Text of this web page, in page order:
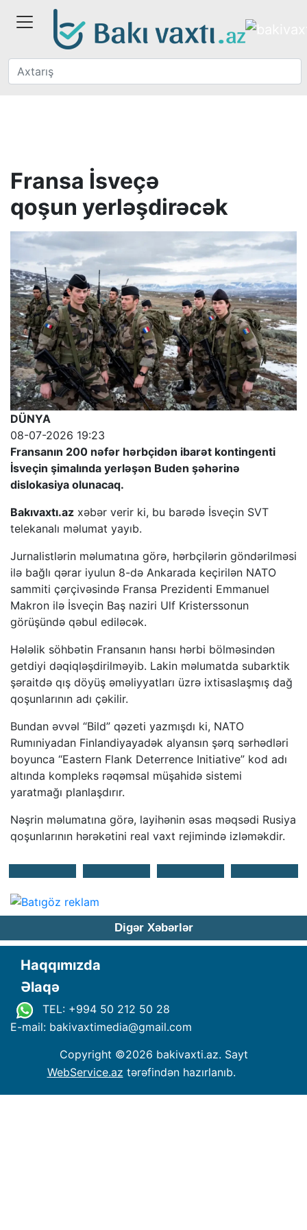
Fransa İsveçə
qoşun yerləşdirəcək
DÜNYA
08-07-2026 19:23
Fransanın 200 nəfər hərbçidən ibarət kontingenti
İsveçin şimalında yerləşən Buden şəhərinə
dislokasiya olunacaq.
Bakıvaxtı.az xəbər verir ki, bu barədə İsveçin SVT
telekanalı məlumat yayıb.
Jurnalistlərin məlumatına görə, hərbçilərin göndərilməsi
ilə bağlı qərar iyulun 8-də Ankarada keçirilən NATO
sammiti çərçivəsində Fransa Prezidenti Emmanuel
Makron ilə İsveçin Baş naziri Ulf Kristerssonun
görüşündə qəbul ediləcək.
Hələlik söhbətin Fransanın hansı hərbi bölməsindən
getdiyi dəqiqləşdirilməyib. Lakin məlumatda subarktik
şəraitdə qış döyüş əməliyyatları üzrə ixtisaslaşmış dağ
qoşunlarının adı çəkilir.
Bundan əvvəl “Bild” qəzeti yazmışdı ki, NATO
Rumıniyadan Finlandiyayadək alyansın şərq sərhədləri
boyunca “Eastern Flank Deterrence Initiative” kod adı
altında kompleks rəqəmsal müşahidə sistemi
yaratmağı planlaşdırır.
Nəşrin məlumatına görə, layihənin əsas məqsədi Rusiya
qoşunlarının hərəkətini real vaxt rejimində izləməkdir.
Digər Xəbərlər
Haqqımızda
Əlaqə
TEL: +994 50 212 50 28
E-mail: bakivaxtimedia@gmail.com
Copyright ©2026 bakivaxti.az. Sayt
WebService.az tərəfindən hazırlanıb.